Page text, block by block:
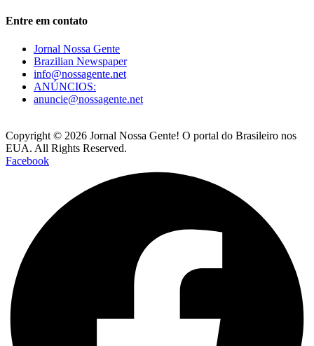
Entre em contato
Jornal Nossa Gente
Brazilian Newspaper
info@nossagente.net
ANÚNCIOS:
anuncie@nossagente.net
Copyright © 2026 Jornal Nossa Gente! O portal do Brasileiro nos
EUA. All Rights Reserved.
Facebook